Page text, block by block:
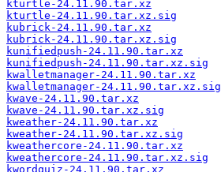
kturtle-24.11.90.tar.xz
kturtle-24.11.90.tar.xz.sig
kubrick-24.11.90.tar.xz
kubrick-24.11.90.tar.xz.sig
kunifiedpush-24.11.90.tar.xz
kunifiedpush-24.11.90.tar.xz.sig
kwalletmanager-24.11.90.tar.xz
kwalletmanager-24.11.90.tar.xz.sig
kwave-24.11.90.tar.xz
kwave-24.11.90.tar.xz.sig
kweather-24.11.90.tar.xz
kweather-24.11.90.tar.xz.sig
kweathercore-24.11.90.tar.xz
kweathercore-24.11.90.tar.xz.sig
kwordquiz-24.11.90.tar.xz